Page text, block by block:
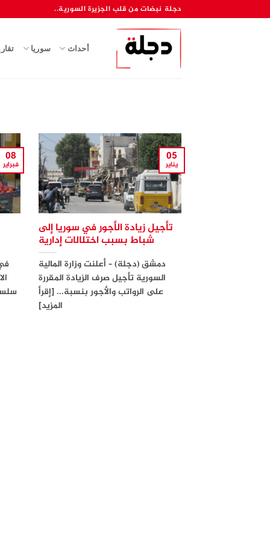
للمحتوى
دجلة نبضات من قلب الجزيرة السورية..
أحداث سوريا
تأجيل زيادة الأجور في سوريا إلى
شباط بسبب اختلالات إدارية
دمشق (دجلة) – أعلنت وزارة المالية
السورية تأجيل صرف الزيادة المقررة
على الرواتب والأجور بنسبة... [إقرأ
المزيد]
05
يناير
08
فبراير